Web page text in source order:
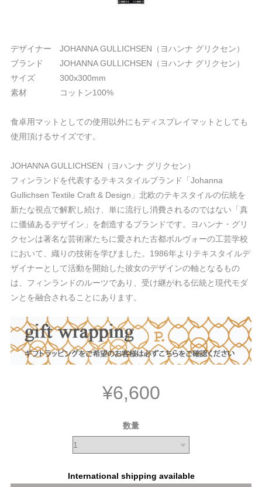
デザイナー JOHANNA GULLICHSEN（ヨハンナ グリクセン）
ブランド JOHANNA GULLICHSEN（ヨハンナ グリクセン）
サイズ 300x300mm
素材 コットン100%
食卓用マットとしての使用以外にもディスプレイマットとしても
使用頂けるサイズです。
JOHANNA GULLICHSEN（ヨハンナ グリクセン）
フィンランドを代表するテキスタイルブランド「Johanna
Gullichsen Textile Craft & Design」北欧のテキスタイルの伝統を
新たな視点で解釈し続け、単に流行し消費されるのではない「真
に価値あるデザイン」を創造するブランドです。ヨハンナ・グリ
クセンは著名な芸術家たちに愛された古都ボルヴォーの工芸学校
において、織りの技術を学びました。1986年よりテキスタイルデ
ザイナーとして活動を開始した彼女のデザインの軸となるもの
は、フィンランドのルーツであり、受け継がれる伝統と現代モダ
ンとを融合されることにあります。
¥6,600
数量
International shipping available